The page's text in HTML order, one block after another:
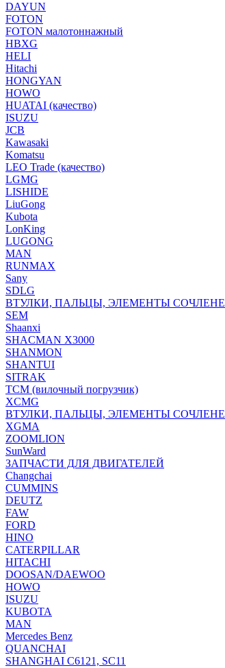
DAYUN
FOTON
FOTON малотоннажный
HBXG
HELI
Hitachi
HONGYAN
HOWO
HUATAI (качество)
ISUZU
JCB
Kawasaki
Komatsu
LEO Trade (качество)
LGMG
LISHIDE
LiuGong
Kubota
LonKing
LUGONG
MAN
RUNMAX
Sany
SDLG
ВТУЛКИ, ПАЛЬЦЫ, ЭЛЕМЕНТЫ
SEM
Shaanxi
SHACMAN X3000
SHANMON
SHANTUI
SITRAK
TCM (вилочный погрузчик)
XCMG
ВТУЛКИ, ПАЛЬЦЫ, ЭЛЕМЕНТЫ
XGMA
ZOOMLION
SunWard
ЗАПЧАСТИ ДЛЯ ДВИГАТЕЛЕЙ
Changchai
CUMMINS
DEUTZ
FAW
FORD
HINO
CATERPILLAR
HITACHI
DOOSAN/DAEWOO
HOWO
ISUZU
KUBOTA
MAN
Mercedes Benz
QUANCHAI
SHANGHAI C6121, SC11